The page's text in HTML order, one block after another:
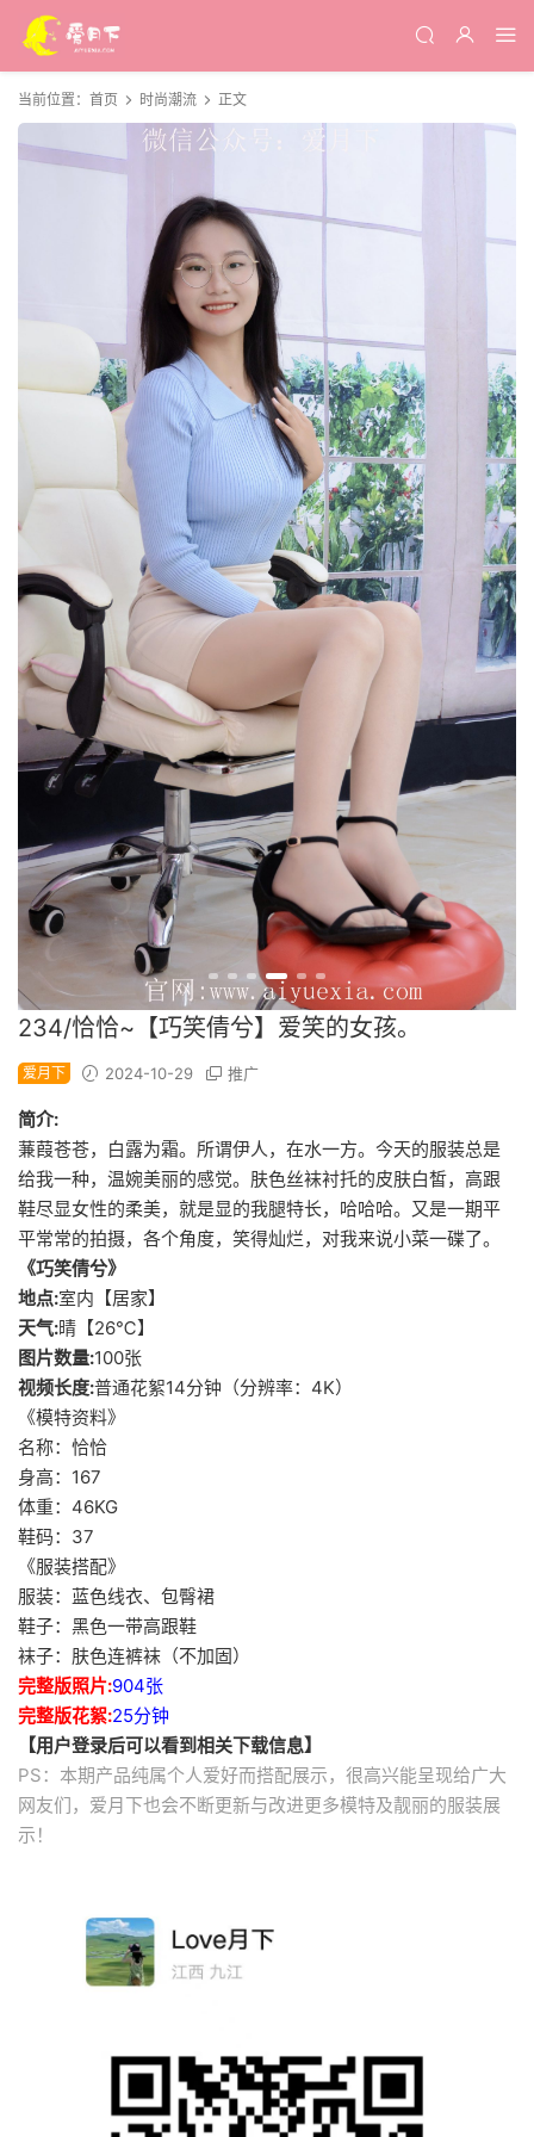
当前位置： 首页 时尚潮流 正文
234/恰恰~【巧笑倩兮】爱笑的女孩。
爱月下 2024-10-29 推广
简介:
蒹葭苍苍，白露为霜。所谓伊人，在水一方。今天的服装总是
给我一种，温婉美丽的感觉。肤色丝袜衬托的皮肤白皙，高跟
鞋尽显女性的柔美，就是显的我腿特长，哈哈哈。又是一期平
平常常的拍摄，各个角度，笑得灿烂，对我来说小菜一碟了。
《巧笑倩兮》
地点:室内【居家】
天气:晴【26℃】
图片数量:100张
视频长度:普通花絮14分钟（分辨率：4K）
《模特资料》
名称：恰恰
身高：167
体重：46KG
鞋码：37
《服装搭配》
服装：蓝色线衣、包臀裙
鞋子：黑色一带高跟鞋
袜子：肤色连裤袜（不加固）
完整版照片:904张
完整版花絮:25分钟
【用户登录后可以看到相关下载信息】
PS：本期产品纯属个人爱好而搭配展示，很高兴能呈现给广大
网友们，爱月下也会不断更新与改进更多模特及靓丽的服装展
示！